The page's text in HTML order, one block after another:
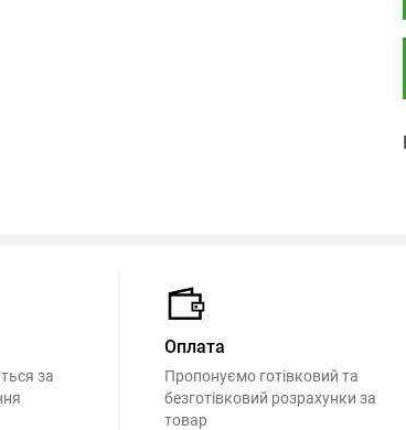
за
Оплата
Пропонуємо готівковий та
безготівковий розрахунки за
товар